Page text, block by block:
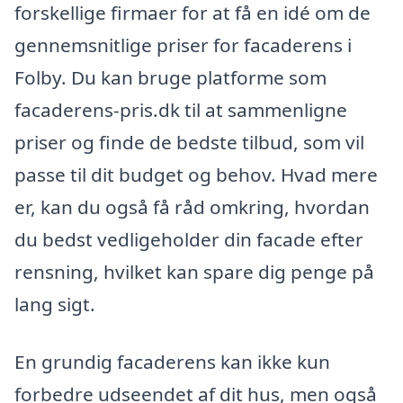
forskellige firmaer for at få en idé om de
gennemsnitlige priser for facaderens i
Folby. Du kan bruge platforme som
facaderens-pris.dk til at sammenligne
priser og finde de bedste tilbud, som vil
passe til dit budget og behov. Hvad mere
er, kan du også få råd omkring, hvordan
du bedst vedligeholder din facade efter
rensning, hvilket kan spare dig penge på
lang sigt.
En grundig facaderens kan ikke kun
forbedre udseendet af dit hus, men også